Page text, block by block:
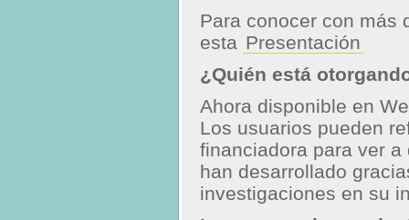
Para conocer con más
esta Presentación
¿Quién está
Ahora disponible en
Los usuarios pueden
financiadora para ver
han desarrollado
investigaciones en su